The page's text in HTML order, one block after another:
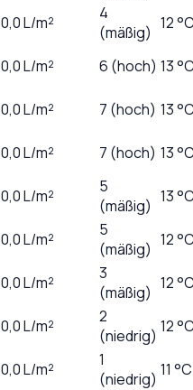
0,0L/m²
4
(mäßig) 12
0,0L/m² 6 (hoch) 13
0,0L/m² 7 (hoch) 13
0,0L/m² 7 (hoch) 13
0,0L/m²
5
(mäßig) 13
0,0L/m²
5
(mäßig) 12
0,0L/m²
3
(mäßig) 12
0,0L/m²
2
(niedrig) 12
0,0L/m²
1
(niedrig) 11 °C